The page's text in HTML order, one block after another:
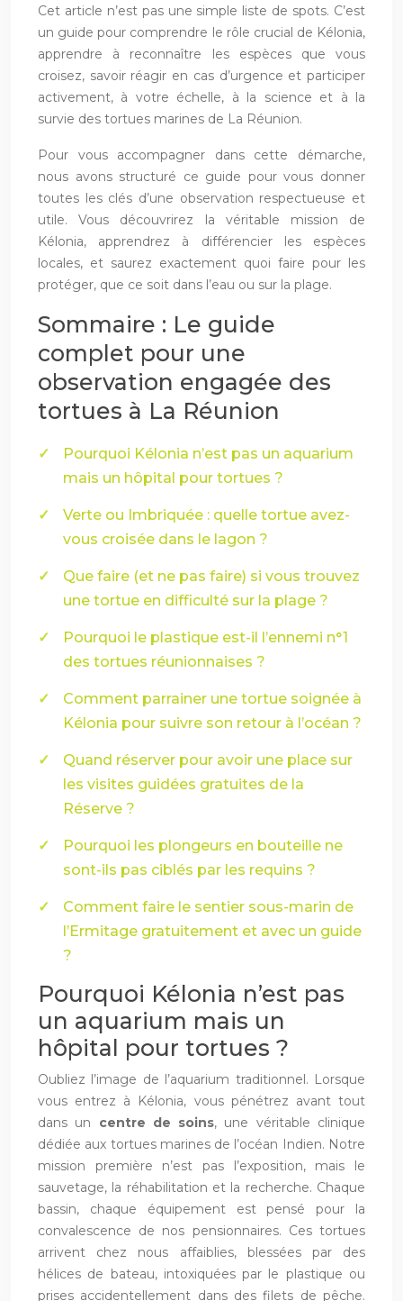
Cet article n’est pas une simple liste de spots. C’est
un guide pour comprendre le rôle crucial de Kélonia,
apprendre à reconnaître les espèces que vous
croisez, savoir réagir en cas d’urgence et participer
activement, à votre échelle, à la science et à la
survie des tortues marines de La Réunion.
Pour vous accompagner dans cette démarche,
nous avons structuré ce guide pour vous donner
toutes les clés d’une observation respectueuse et
utile. Vous découvrirez la véritable mission de
Kélonia, apprendrez à différencier les espèces
locales, et saurez exactement quoi faire pour les
protéger, que ce soit dans l’eau ou sur la plage.
Sommaire : Le guide
complet pour une
observation engagée des
tortues à La Réunion
Pourquoi Kélonia n’est pas un aquarium
mais un hôpital pour tortues ?
Verte ou Imbriquée : quelle tortue avez-
vous croisée dans le lagon ?
Que faire (et ne pas faire) si vous trouvez
une tortue en difficulté sur la plage ?
Pourquoi le plastique est-il l’ennemi n°1
des tortues réunionnaises ?
Comment parrainer une tortue soignée à
Kélonia pour suivre son retour à l’océan ?
Quand réserver pour avoir une place sur
les visites guidées gratuites de la
Réserve ?
Pourquoi les plongeurs en bouteille ne
sont-ils pas ciblés par les requins ?
Comment faire le sentier sous-marin de
l’Ermitage gratuitement et avec un guide
?
Pourquoi Kélonia n’est pas
un aquarium mais un
hôpital pour tortues ?
Oubliez l’image de l’aquarium traditionnel. Lorsque
vous entrez à Kélonia, vous pénétrez avant tout
dans un centre de soins, une véritable clinique
dédiée aux tortues marines de l’océan Indien. Notre
mission première n’est pas l’exposition, mais le
sauvetage, la réhabilitation et la recherche. Chaque
bassin, chaque équipement est pensé pour la
convalescence de nos pensionnaires. Ces tortues
arrivent chez nous affaiblies, blessées par des
hélices de bateau, intoxiquées par le plastique ou
prises accidentellement dans des filets de pêche.